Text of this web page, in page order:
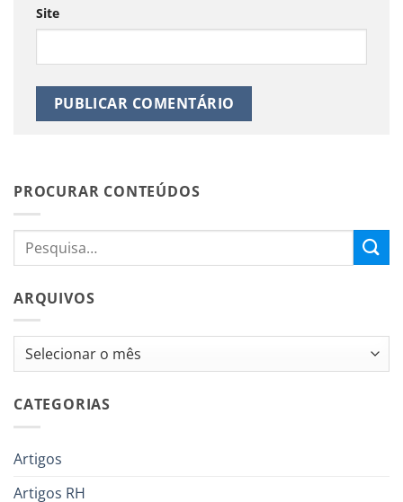
Site
PROCURAR CONTEÚDOS
ARQUIVOS
Arquivos
CATEGORIAS
Artigos
Artigos RH